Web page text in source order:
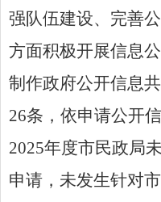
强队伍建设、完善
方面积极开展信息公
制作政府公开信息共
26条，依申请公开
2025年度市民政局
申请，未发生针对